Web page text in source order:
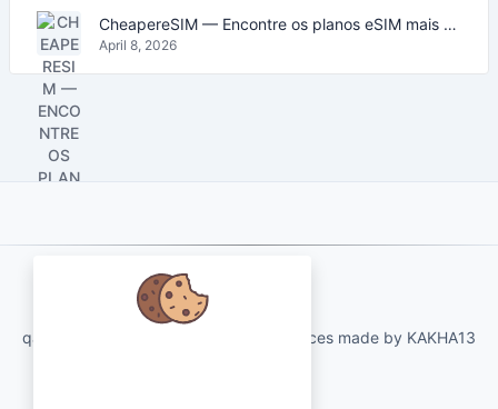
CheapereSIM — Encontre os planos eSIM mais baratos para viajar em 2026
April 8, 2026
qartvelo.com free online tools and services made by KAKHA13